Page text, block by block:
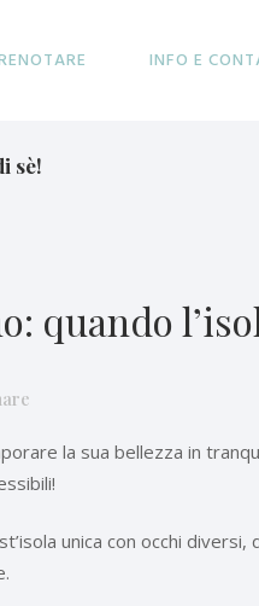
INFO E
sè!
quando
la sua bellezza in
unica con occhi diversi,